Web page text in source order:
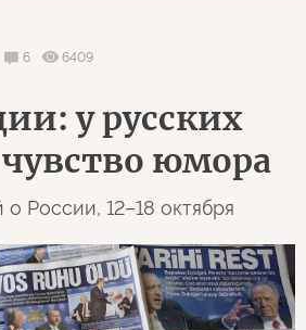
6 6409
у русских
юмора
России, 12–18 октября